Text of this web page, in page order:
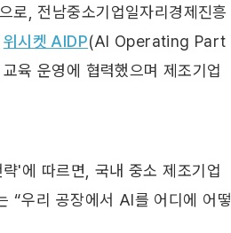
로, 전남중소기업일자리경제진흥
위시켓 AIDP(AI Operating Part
육 운영에 협력했으며 제조기업
'에 따르면, 국내 중소 제조기업
“우리 공장에서 AI를 어디에 어떻